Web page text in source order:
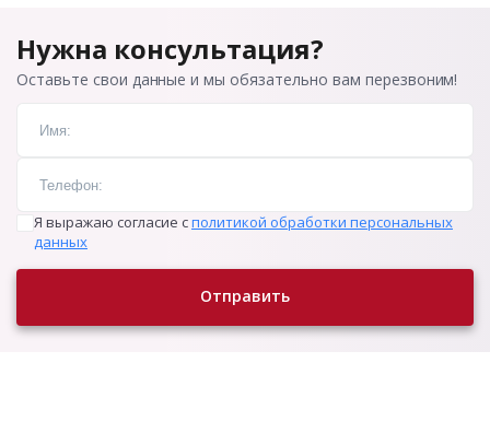
Нужна консультация?
Оставьте свои данные и мы обязательно вам перезвоним!
Я выражаю согласие сполитикой обработки персональных
данных
Отправить